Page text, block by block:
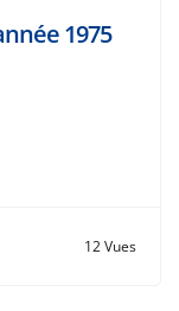
1975
12 Vues